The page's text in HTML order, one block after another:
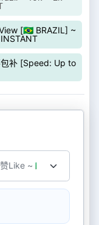
[🇧🇷 BRAZIL] ~
补 [Speed: Up to